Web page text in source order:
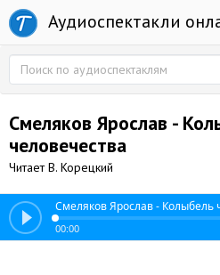
Аудиоспектакли
Смеляков Ярослав -
человечества
Читает В. Корецкий
Смеляков Ярослав - Колыбель
00:00